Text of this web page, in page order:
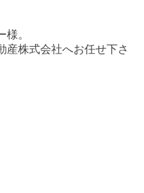
。
産株式会社へお任せ下さ